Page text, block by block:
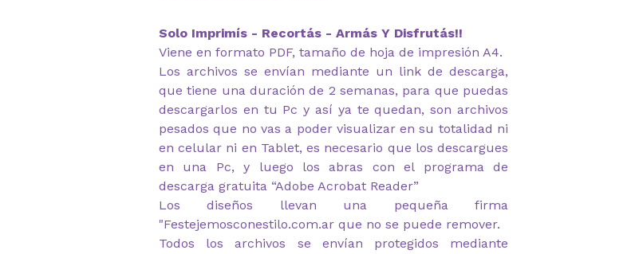
Solo Imprimís - Recortás - Armás Y Disfrutás!!
Viene en formato PDF, tamaño de hoja de impresión A4.
Los archivos se envían mediante un link de descarga,
que tiene una duración de 2 semanas, para que puedas
descargarlos en tu Pc y así ya te quedan, son archivos
pesados que no vas a poder visualizar en su totalidad ni
en celular ni en Tablet, es necesario que los descargues
en una Pc, y luego los abras con el programa de
descarga gratuita “Adobe Acrobat Reader”
Los diseños llevan una pequeña firma
"Festejemosconestilo.com.ar que no se puede remover.
Todos los archivos se envían protegidos mediante